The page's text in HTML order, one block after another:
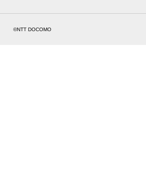
©NTT DOCOMO